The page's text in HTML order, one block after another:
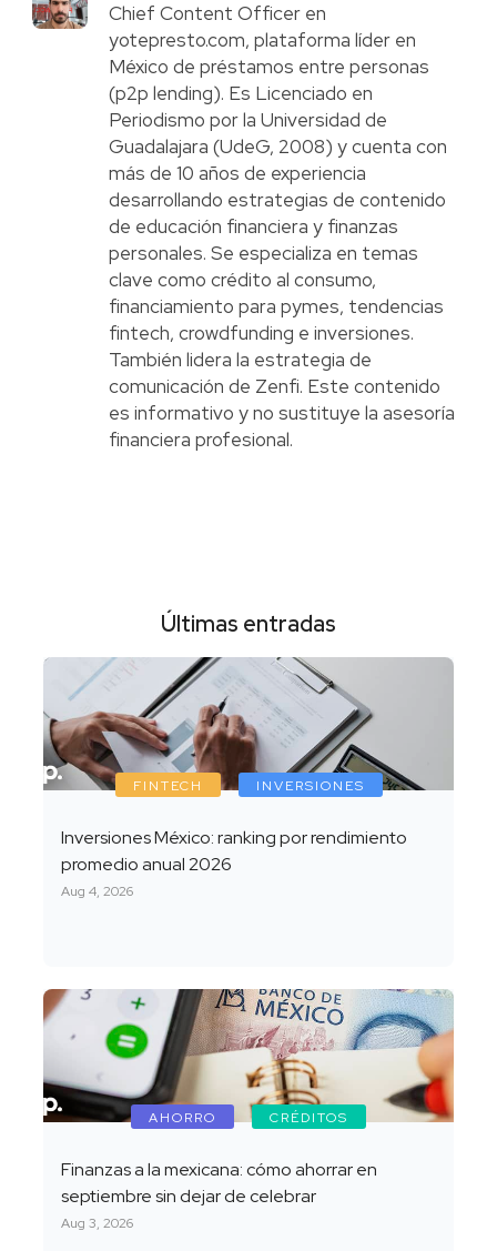
Chief Content Officer en
yotepresto.com, plataforma líder en
México de préstamos entre personas
(p2p lending). Es Licenciado en
Periodismo por la Universidad de
Guadalajara (UdeG, 2008) y cuenta con
más de 10 años de experiencia
desarrollando estrategias de contenido
de educación financiera y finanzas
personales. Se especializa en temas
clave como crédito al consumo,
financiamiento para pymes, tendencias
fintech, crowdfunding e inversiones.
También lidera la estrategia de
comunicación de Zenfi. Este contenido
es informativo y no sustituye la asesoría
financiera profesional.
Últimas entradas
FINTECH INVERSIONES
Inversiones México: ranking por rendimiento
promedio anual 2026
Aug 4, 2026
AHORRO CRÉDITOS
Finanzas a la mexicana: cómo ahorrar en
septiembre sin dejar de celebrar
Aug 3, 2026